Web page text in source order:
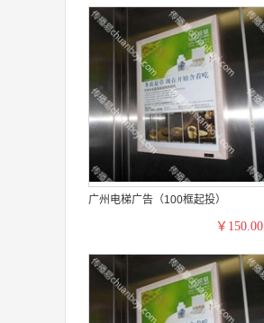
广州电梯广告（100框起投）
￥150.00